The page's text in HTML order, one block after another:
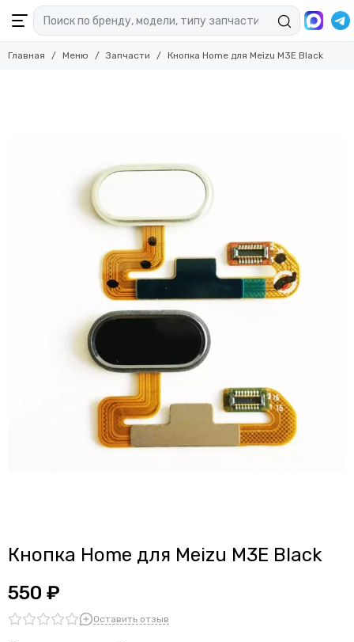
Запчасти
Запчасти для Смарт-часов
Главная Меню Запчасти Кнопка Home для Meizu M3E Black
Кнопка Home для Meizu M3E Black
550 ₽
Оставить отзыв